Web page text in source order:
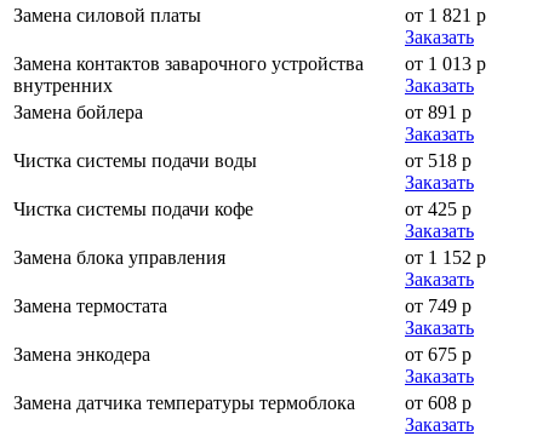
Замена силовой платы
от 1 821 р
Заказать
Замена контактов заварочного устройства
внутренних
от 1 013 р
Заказать
Замена бойлера
от 891 р
Заказать
Чистка системы подачи воды
от 518 р
Заказать
Чистка системы подачи кофе
от 425 р
Заказать
Замена блока управления
от 1 152 р
Заказать
Замена термостата
от 749 р
Заказать
Замена энкодера
от 675 р
Заказать
Замена датчика температуры термоблока
от 608 р
Заказать